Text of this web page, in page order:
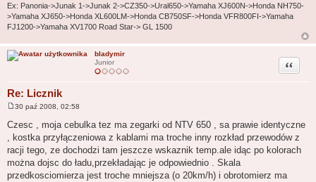
Ex: Panonia->Junak 1->Junak 2->CZ350->Ural650->Yamaha XJ600N->Honda NH750-
>Yamaha XJ650->Honda XL600LM->Honda CB750SF->Honda VFR800FI->Yamaha
FJ1200->Yamaha XV1700 Road Star-> GL 1500
bladymir
Junior
Re: Licznik
Cytuj
o
s
t
30 paź 2008, 02:58
Czesc , moja cebulka tez ma zegarki od NTV 650 , sa prawie identyczne
, kostka przyłączeniowa z kablami ma troche inny rozkład przewodów z
racji tego, ze dochodzi tam jeszcze wskaznik temp.ale idąc po kolorach
można dojsc do ładu,przekładając je odpowiednio . Skala
przedkosciomierza jest troche mniejsza (o 20km/h) i obrotomierz ma